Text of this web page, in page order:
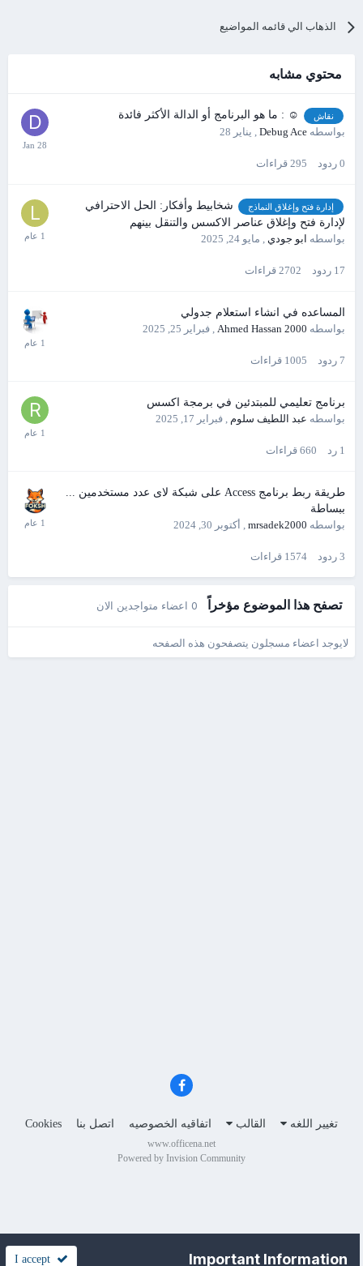
الذهاب الي قائمه المواضيع
محتوي مشابه
نقاش
☺ : ما هو البرنامج أو الدالة الأكثر فائدة
بواسطه Debug Ace
, يناير 28
0 ردود 295 قراءات
إدارة فتح وإغلاق النماذج
شخابيط وأفكار: الحل الاحترافي
لإدارة فتح وإغلاق عناصر الاكسس والتنقل بينهم
بواسطه ابو جودي, مايو 24, 2025
17 ردود 2702 قراءات
المساعده في انشاء استعلام جدولي
بواسطه Ahmed Hassan 2000
, فبراير 25, 2025
7 ردود 1005 قراءات
برنامج تعليمي للمبتدئين في برمجة اكسس
بواسطه عبد اللطيف سلوم, فبراير 17, 2025
1 رد 660 قراءات
طريقة ربط برنامج Access على شبكة لاى عدد مستخدمين ...
ببساطة
بواسطه mrsadek2000
, أكتوبر 30, 2024
3 ردود 1574 قراءات
تصفح هذا الموضوع مؤخراً 0 اعضاء متواجدين الان
لايوجد اعضاء مسجلون يتصفحون هذه الصفحه
تغيير اللغه القالب اتفاقيه الخصوصيه اتصل بنا Cookies
www.officena.net
Powered by Invision Community
Important Information
I accept